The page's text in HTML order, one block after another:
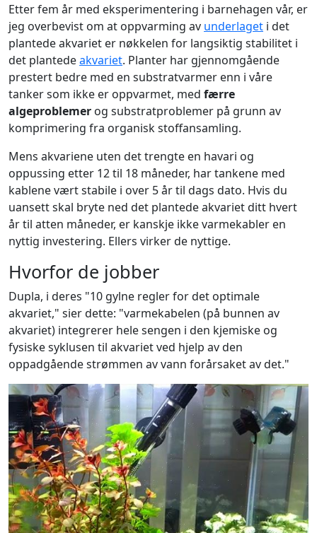
Etter fem år med eksperimentering i barnehagen vår, er
jeg overbevist om at oppvarming av underlaget i det
plantede akvariet er nøkkelen for langsiktig stabilitet i
det plantedeakvariet. Planter har gjennomgående
prestert bedre med en substratvarmer enn i våre
tanker som ikke er oppvarmet, med færre
algeproblemer og substratproblemer på grunn av
komprimering fra organisk stoffansamling.
Mens akvariene uten det trengte en havari og
oppussing etter 12 til 18 måneder, har tankene med
kablene vært stabile i over 5 år til dags dato. Hvis du
uansett skal bryte ned det plantede akvariet ditt hvert
år til atten måneder, er kanskje ikke varmekabler en
nyttig investering. Ellers virker de nyttige.
Hvorfor de jobber
Dupla, i deres "10 gylne regler for det optimale
akvariet," sier dette: "varmekabelen (på bunnen av
akvariet) integrerer hele sengen i den kjemiske og
fysiske syklusen til akvariet ved hjelp av den
oppadgående strømmen av vann forårsaket av det."